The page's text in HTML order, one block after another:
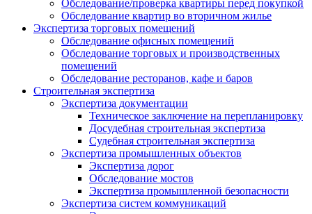
Обследование/проверка квартиры перед покупкой
Обследование квартир во вторичном жилье
Экспертиза торговых помещений
Обследование офисных помещений
Обследование торговых и производственных
помещений
Обследование ресторанов, кафе и баров
Строительная экспертиза
Экспертиза документации
Техническое заключение на перепланировку
Досудебная строительная экспертиза
Судебная строительная экспертиза
Экспертиза промышленных объектов
Экспертиза дорог
Обследование мостов
Экспертиза промышленной безопасности
Экспертиза систем коммуникаций